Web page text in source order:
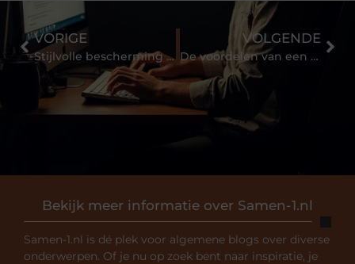
Bekijk meer informatie over Samen-1.nl
Samen-1.nl is dé plek voor algemene blogs over diverse
onderwerpen. Of je nu op zoek bent naar inspiratie, je
VORIGE
Stijlvolle bescherming tegen de regen
VOLGENDE
De voordelen van een inhouse online marketeer